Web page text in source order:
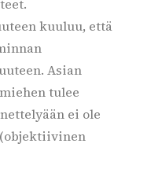
kuuluu, että
Asian
tulee
ei ole